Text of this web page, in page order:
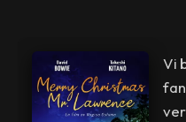
Vi